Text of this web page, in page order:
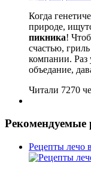
Когда
природе,
пикника!
счастью,
компании. Раз
объедание,
Читали 7270
Рекомендуемые
Рецепты лечо